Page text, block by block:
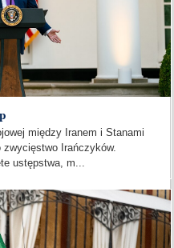
między Iranem i Stanami
Irańczyków.
ustępstwa, m...